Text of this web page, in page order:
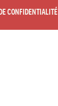
CONFIDENTIALITÉ